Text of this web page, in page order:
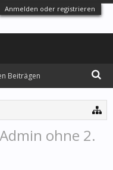
Anmelden oder registrieren
ohne 2.
Beiträgen